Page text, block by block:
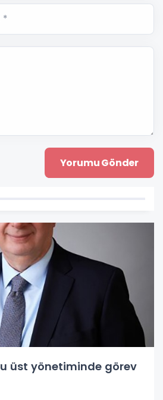
*
üst yönetiminde görev